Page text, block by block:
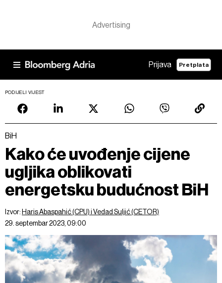
Prijava Pretplata
PODIJELI VIJEST
BiH
Kako će uvođenje cijene
ugljika oblikovati
energetsku budućnost BiH
Izvor: Haris Abaspahić (CPU) i Vedad Suljić (CETOR)
29. septembar 2023, 09:00